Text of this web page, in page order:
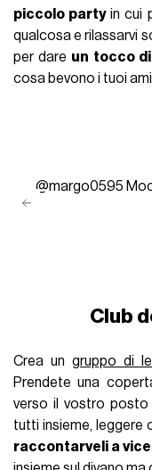
piccolo partyin cui
qualcosa e rilassarvi
per dare un tocco
cosa bevono i tuoi
@margo0595
Club
Crea ungruppo di
Prendete una
verso il vostro
tutti insieme, leggere
raccontarveli a